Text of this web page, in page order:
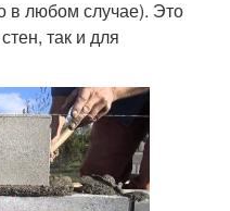
в любом случае). Это
так и для